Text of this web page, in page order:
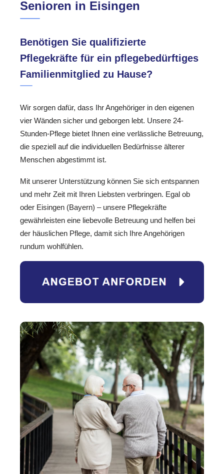
Senioren in Eisingen
Benötigen Sie qualifizierte
Pflegekräfte für ein pflegebedürftiges
Familienmitglied zu Hause?
Wir sorgen dafür, dass Ihr Angehöriger in den eigenen
vier Wänden sicher und geborgen lebt. Unsere 24-
Stunden-Pflege bietet Ihnen eine verlässliche Betreuung,
die speziell auf die individuellen Bedürfnisse älterer
Menschen abgestimmt ist.
Mit unserer Unterstützung können Sie sich entspannen
und mehr Zeit mit Ihren Liebsten verbringen. Egal ob
oder Eisingen (Bayern) – unsere Pflegekräfte
gewährleisten eine liebevolle Betreuung und helfen bei
der häuslichen Pflege, damit sich Ihre Angehörigen
rundum wohlfühlen.